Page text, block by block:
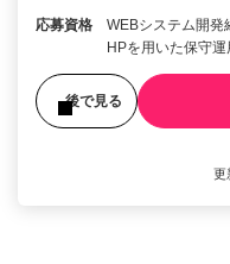
応募資格
WEBシステム開
HPを用いた保守
後で見る
更